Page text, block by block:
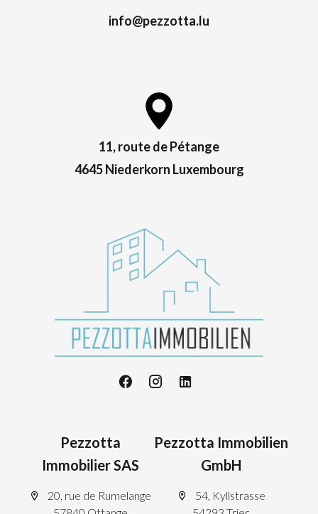
info@pezzotta.lu
11, route de Pétange
4645 Niederkorn Luxembourg
Pezzotta
Immobilier SAS
20, rue de Rumelange
Pezzotta Immobilien
GmbH
54, Kyllstrasse